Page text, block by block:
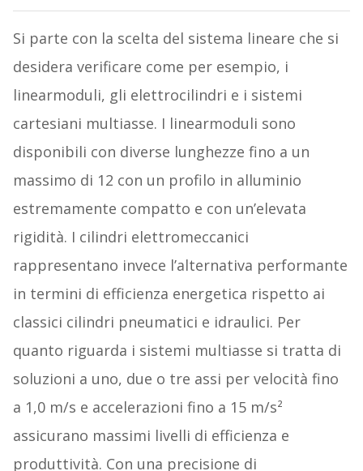
Si parte con la scelta del sistema lineare che si
desidera verificare come per esempio, i
linearmoduli, gli elettrocilindri e i sistemi
cartesiani multiasse. I linearmoduli sono
disponibili con diverse lunghezze fino a un
massimo di 12 con un profilo in alluminio
estremamente compatto e con un’elevata
rigidità. I cilindri elettromeccanici
rappresentano invece l’alternativa performante
in termini di efficienza energetica rispetto ai
classici cilindri pneumatici e idraulici. Per
quanto riguarda i sistemi multiasse si tratta di
soluzioni a uno, due o tre assi per velocità fino
a 1,0 m/s e accelerazioni fino a 15 m/s²
assicurano massimi livelli di efficienza e
produttività. Con una precisione di